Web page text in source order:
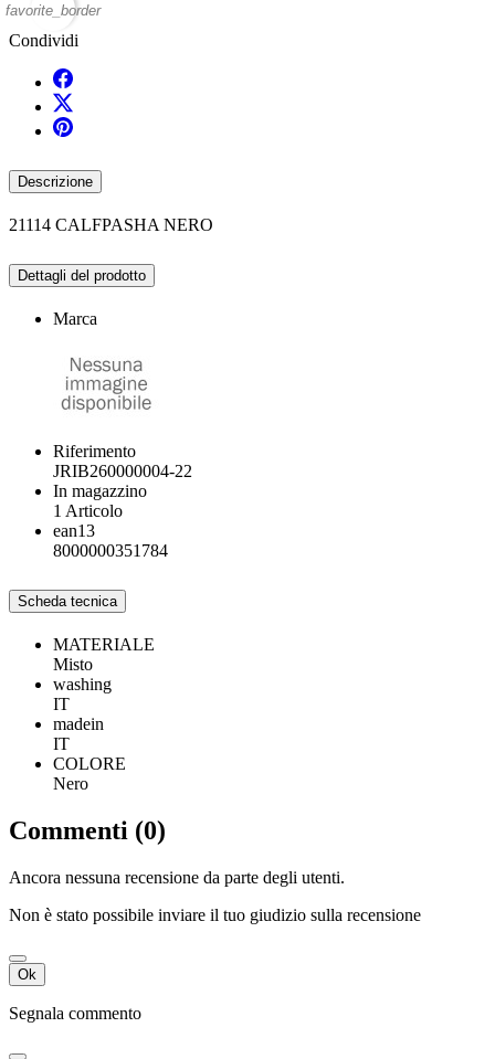
favorite_border
Condividi
Descrizione
21114 CALFPASHA NERO
Dettagli del prodotto
Marca
Riferimento
JRIB260000004-22
In magazzino
1 Articolo
ean13
8000000351784
Scheda tecnica
MATERIALE
Misto
washing
IT
madein
IT
COLORE
Nero
Commenti (0)
Ancora nessuna recensione da parte degli utenti.
Non è stato possibile inviare il tuo giudizio sulla recensione
Ok
Segnala commento